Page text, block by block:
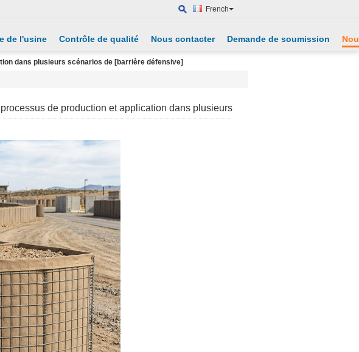
French
de l'usine Contrôle de qualité Nous contacter Demande de soumission
dans plusieurs scénarios de [barrière défensive]
de production et application dans plusieurs